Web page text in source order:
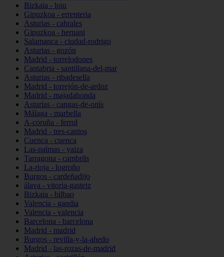
Bizkaia - loiu
Gipuzkoa - errenteria
Asturias - cabrales
Gipuzkoa - hernani
Salamanca - ciudad-rodrigo
Asturias - gozón
Madrid - torrelodones
Cantabria - santillana-del-mar
Asturias - ribadesella
Madrid - torrejón-de-ardoz
Madrid - majadahonda
Asturias - cangas-de-onís
Málaga - marbella
A-coruña - ferrol
Madrid - tres-cantos
Cuenca - cuenca
Las-palmas - yaiza
Tarragona - cambrils
La-rioja - logroño
Burgos - cardeñadijo
álava - vitoria-gasteiz
Bizkaia - bilbao
Valencia - gandia
Valencia - valencia
Barcelona - barcelona
Madrid - madrid
Burgos - revilla-y-la-ahedo
Madrid - las-rozas-de-madrid